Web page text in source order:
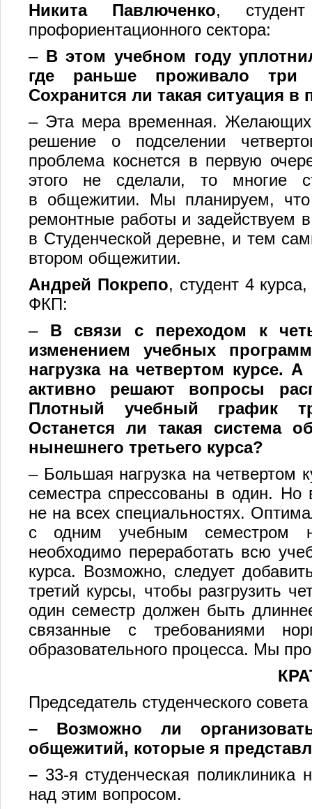
Никита Павлюченко,
профориентационного сектора:
– В этом учебном году
где раньше проживало три
Сохранится ли такая ситуация
– Эта мера временная. Желающих
решение о подселении
проблема коснется в первую
этого не сделали, то многие
в общежитии. Мы планируем,
ремонтные работы и задействуем
в Студенческой деревне, и тем
втором общежитии.
Андрей Покрепо, студент 4
ФКП:
– В связи с переходом к
изменением учебных
нагрузка на четвертом курсе.
активно решают вопросы
Плотный учебный график
Останется ли такая система
нынешнего третьего курса?
– Большая нагрузка на четвертом
семестра спрессованы в один. Но
не на всех специальностях.
с одним учебным семестром
необходимо переработать всю
курса. Возможно, следует
третий курсы, чтобы разгрузить
один семестр должен быть
связанные с требованиями
образовательного процесса. Мы
Председатель студенческого
– Возможно ли
общежитий, которые я
– 33-я студенческая
над этим вопросом.